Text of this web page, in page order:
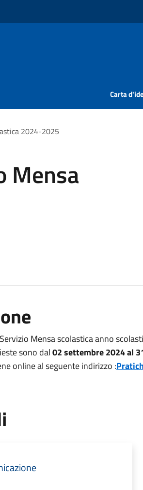
Carta
2024-2025
Mensa
Mensa scolastica anno
sono dal02 settembre 2024 al
online al seguente indirizzo :